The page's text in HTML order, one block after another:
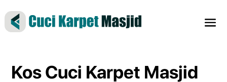
Kos Cuci Karpet Masjid